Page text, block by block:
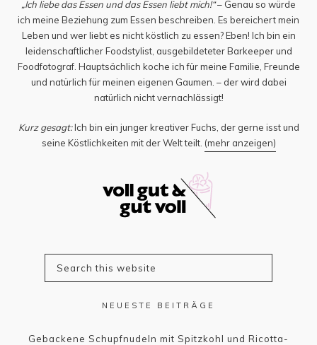
„Ich liebe das Essen und das Essen liebt mich!“– Genau so würde
ich meine Beziehung zum Essen beschreiben. Es bereichert mein
Leben und wer liebt es nicht köstlich zu essen? Eben! Ich bin ein
leidenschaftlicher Foodstylist, ausgebildeteter Barkeeper und
Foodfotograf. Hauptsächlich koche ich für meine Familie, Freunde
und natürlich für meinen eigenen Gaumen. – der wird dabei
natürlich nicht vernachlässigt!
Kurz gesagt:Ich bin ein junger kreativer Fuchs, der gerne isst und
seine Köstlichkeiten mit der Welt teilt. (mehr anzeigen)
NEUESTE BEITRÄGE
Gebackene Schupfnudeln mit Spitzkohl und Ricotta-